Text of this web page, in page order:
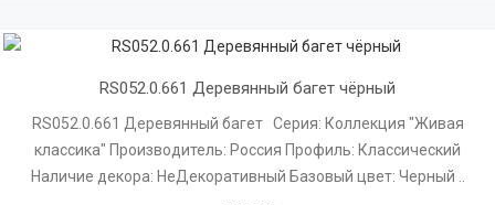
RS052.0.661 Деревянный багет чёрный
RS052.0.661 Деревянный багет Серия: Коллекция "Живая
классика" Производитель: Россия Профиль: Классический
Наличие декора: НеДекоративный Базовый цвет: Черный ..